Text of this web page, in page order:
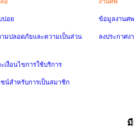
บ่อย
มปลอดภัยและความเป็นส่วน
เงื่อนไขการใช้บริการ
น์สำหรับการเป็นสมาชิก
ข้อมูลงานศพ
ลงประกาศง